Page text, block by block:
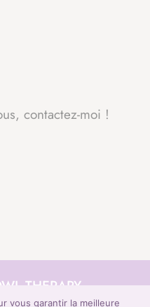
contactez-moi !
THERAPY
vous garantir la meilleure